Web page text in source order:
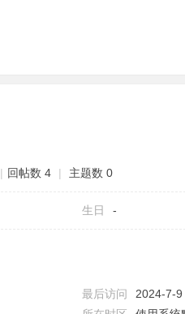
| 回帖数 4 | 主题数 0
生日 -
最后访问
2024-7-